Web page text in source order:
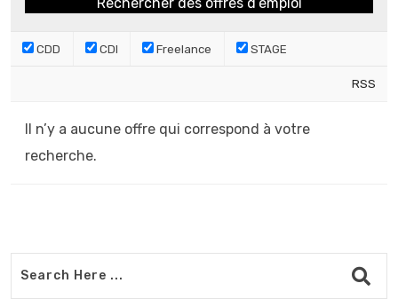
CDD CDI Freelance STAGE
RSS
Il n’y a aucune offre qui correspond à votre
recherche.